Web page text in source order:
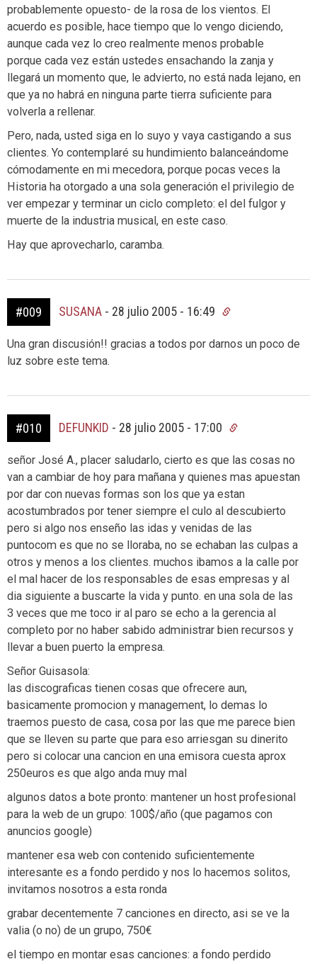
probablemente opuesto- de la rosa de los vientos. El
acuerdo es posible, hace tiempo que lo vengo diciendo,
aunque cada vez lo creo realmente menos probable
porque cada vez están ustedes ensachando la zanja y
llegará un momento que, le advierto, no está nada lejano, en
que ya no habrá en ninguna parte tierra suficiente para
volverla a rellenar.
Pero, nada, usted siga en lo suyo y vaya castigando a sus
clientes. Yo contemplaré su hundimiento balanceándome
cómodamente en mi mecedora, porque pocas veces la
Historia ha otorgado a una sola generación el privilegio de
ver empezar y terminar un ciclo completo: el del fulgor y
muerte de la industria musical, en este caso.
Hay que aprovecharlo, caramba.
#009 SUSANA - 28 julio 2005 - 16:49
Una gran discusión!! gracias a todos por darnos un poco de
luz sobre este tema.
#010 DEFUNKID - 28 julio 2005 - 17:00
señor José A., placer saludarlo, cierto es que las cosas no
van a cambiar de hoy para mañana y quienes mas apuestan
por dar con nuevas formas son los que ya estan
acostumbrados por tener siempre el culo al descubierto
pero si algo nos enseño las idas y venidas de las
puntocom es que no se lloraba, no se echaban las culpas a
otros y menos a los clientes. muchos ibamos a la calle por
el mal hacer de los responsables de esas empresas y al
dia siguiente a buscarte la vida y punto. en una sola de las
3 veces que me toco ir al paro se echo a la gerencia al
completo por no haber sabido administrar bien recursos y
llevar a buen puerto la empresa.
Señor Guisasola:
las discograficas tienen cosas que ofrecere aun,
basicamente promocion y management, lo demas lo
traemos puesto de casa, cosa por las que me parece bien
que se lleven su parte que para eso arriesgan su dinerito
pero si colocar una cancion en una emisora cuesta aprox
250euros es que algo anda muy mal
algunos datos a bote pronto: mantener un host profesional
para la web de un grupo: 100$/año (que pagamos con
anuncios google)
mantener esa web con contenido suficientemente
interesante es a fondo perdido y nos lo hacemos solitos,
invitamos nosotros a esta ronda
grabar decentemente 7 canciones en directo, asi se ve la
valia (o no) de un grupo, 750€
el tiempo en montar esas canciones: a fondo perdido